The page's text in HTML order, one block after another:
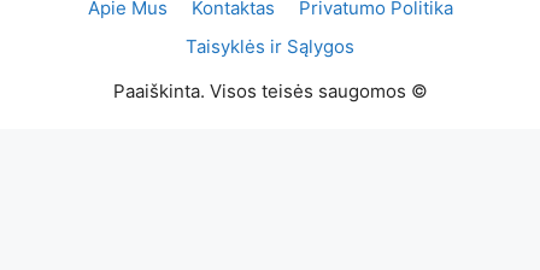
Apie Mus Kontaktas
Privatumo Politika
Taisyklės ir Sąlygos
Paaiškinta. Visos teisės saugomos ©